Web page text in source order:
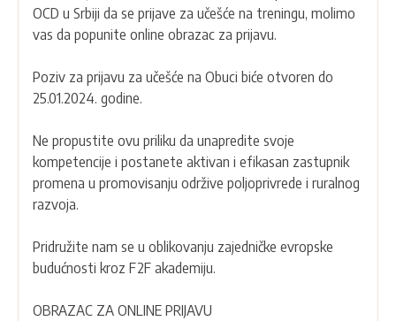
OCD u Srbiji da se prijave za učešće na treningu, molimo
vas da popunite online obrazac za prijavu.
Poziv za prijavu za učešće na Obuci biće otvoren do
25.01.2024. godine.
Ne propustite ovu priliku da unapredite svoje
kompetencije i postanete aktivan i efikasan zastupnik
promena u promovisanju održive poljoprivrede i ruralnog
razvoja.
Pridružite nam se u oblikovanju zajedničke evropske
budućnosti kroz F2F akademiju.
OBRAZAC ZA ONLINE PRIJAVU